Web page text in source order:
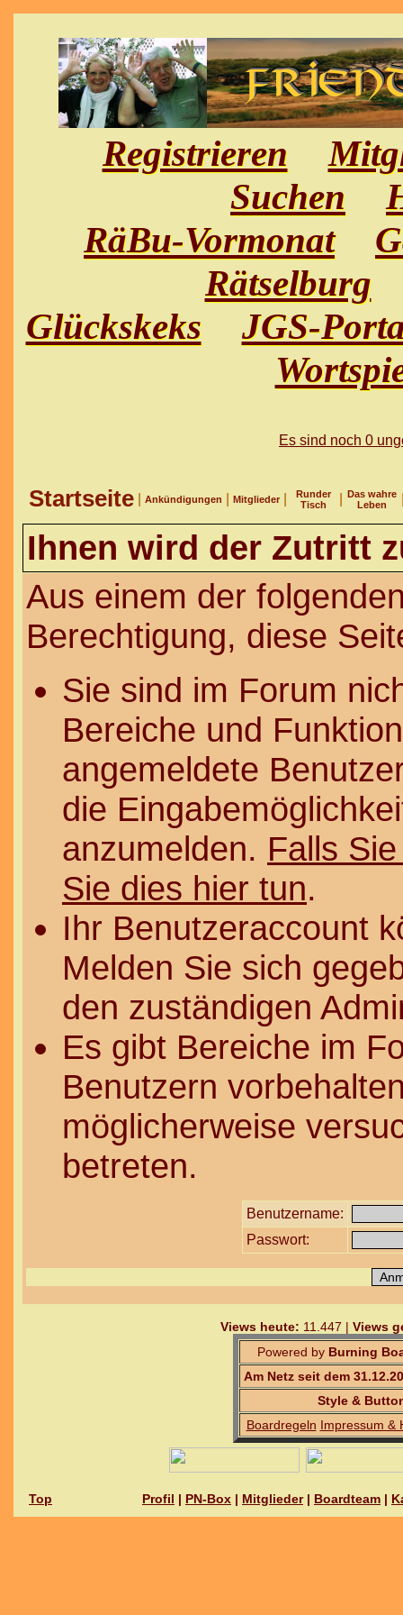
Registrieren
Suchen
RäBu-Vormonat
Rätselburg
Glückskeks
JGS-
Es sind noch 0
Startseite Ankündigungen Mitglieder
Runder
Tisch
Das wahre
Leben
Ihnen wird der Zutritt
Aus einem der
Berechtigung, diese
Sie sind im Forum
Bereiche und
angemeldete
die
anzumelden. Falls
Sie dies hier tun.
Ihr Benutzeraccount
Melden Sie sich
den zuständigen
Es gibt Bereiche im
Benutzern
möglicherweise
betreten.
Benutzername:
Passwort:
Views heute: 11.447 | Views
Powered by Burning
Am Netz seit dem
Style &
Boardregeln Impressum &
Top Profil | PN-Box | Mitglieder| Boardteam |